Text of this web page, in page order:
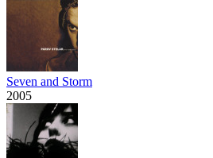
Seven and Storm
2005